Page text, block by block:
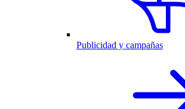
Publicidad y campañas